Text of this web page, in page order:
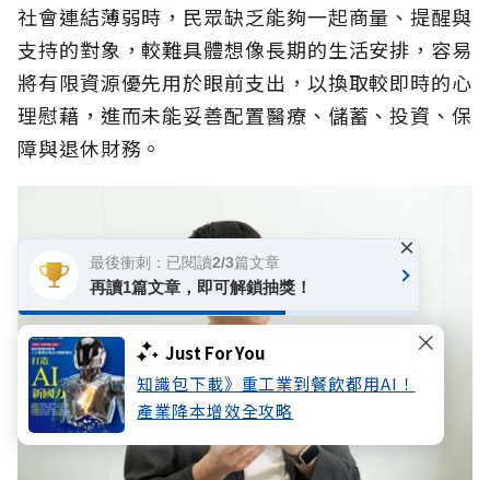
Just For You
知識包下載》重工業到餐飲都用AI！
產業降本增效全攻略
社會連結薄弱時，民眾缺乏能夠一起商量、提醒與
支持的對象，較難具體想像長期的生活安排，容易
將有限資源優先用於眼前支出，以換取較即時的心
理慰藉，進而未能妥善配置醫療、儲蓄、投資、保
障與退休財務。
最後衝刺：已閱讀2/3篇文章
再讀1篇文章，即可解鎖抽獎！
×